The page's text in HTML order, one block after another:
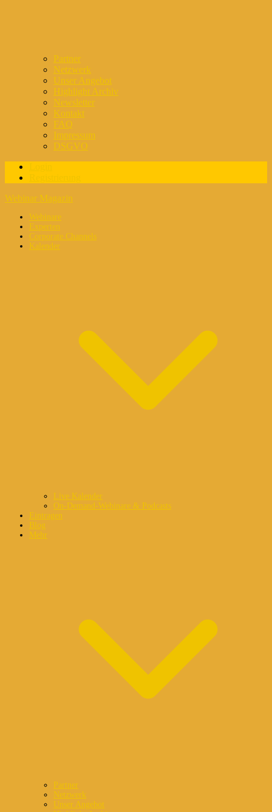
Partner
Netzwerk
Unser Angebot
Highlight Archiv
Newsletter
Kontakt
FAQ
Impressum
DSGVO
Webinar Magazin
Webinare
Experten
Corporate Channels
Kalender
Live Kalender
On-Demand-Webinare & Podcasts
Eintragen
Blog
Mehr
Partner
Netzwerk
Unser Angebot